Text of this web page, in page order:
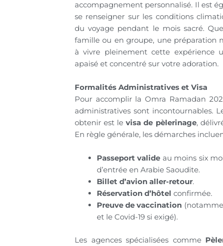
accompagnement personnalisé. Il est
se renseigner sur les conditions
du voyage pendant le mois sacré.
famille ou en groupe, une préparation
à vivre pleinement cette expérience
apaisé et concentré sur votre adoration.
Formalités Administratives et Visa
Pour accomplir la Omra Ramadan
administratives sont incontournables.
obtenir est levisa de pèlerinage,
En règle générale, les démarches
Passeport valide au moins six
d’entrée en Arabie Saoudite.
Billet d’avion aller-retour.
Réservation d’hôtel confirmée.
Preuve de vaccination
et le Covid-19 si exigé).
Les agences spécialisées comme